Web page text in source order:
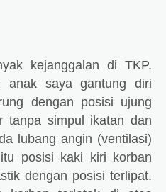
kejanggalan di TKP.
anak saya gantung diri
dengan posisi ujung
tanpa simpul ikatan dan
lubang angin (ventilasi)
posisi kaki kiri korban
dengan posisi terlipat.